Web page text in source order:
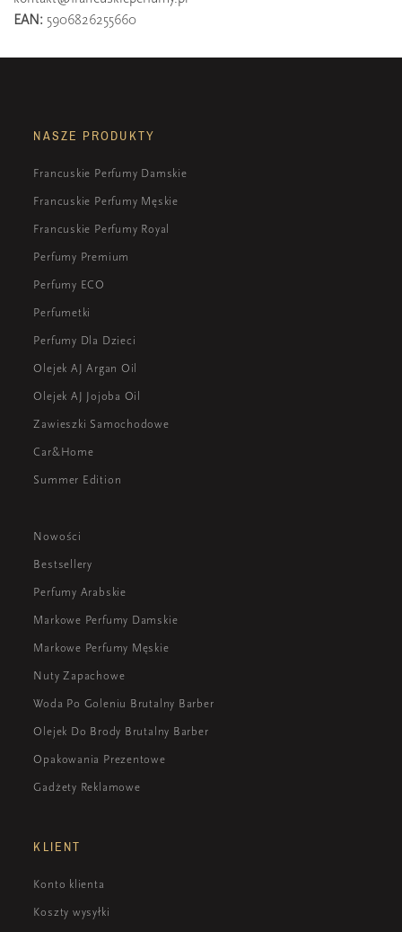
EAN: 5906826255660
NASZE PRODUKTY
Francuskie Perfumy Damskie
Francuskie Perfumy Męskie
Francuskie Perfumy Royal
Perfumy Premium
Perfumy ECO
Perfumetki
Perfumy Dla Dzieci
Olejek AJ Argan Oil
Olejek AJ Jojoba Oil
Zawieszki Samochodowe
Car&Home
Summer Edition
Nowości
Bestsellery
Perfumy Arabskie
Markowe Perfumy Damskie
Markowe Perfumy Męskie
Nuty Zapachowe
Woda Po Goleniu Brutalny Barber
Olejek Do Brody Brutalny Barber
Opakowania Prezentowe
Gadżety Reklamowe
KLIENT
Konto klienta
Koszty wysyłki